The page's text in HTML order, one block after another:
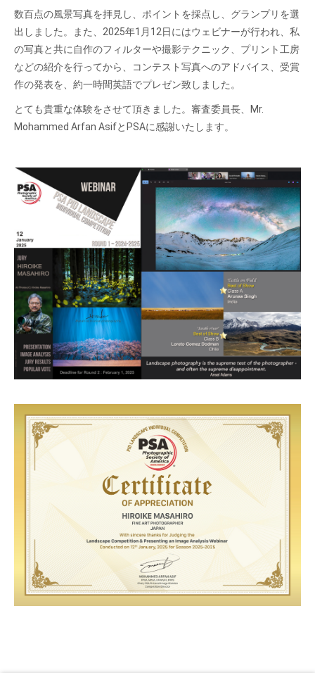
数百点の風景写真を拝見し、ポイントを採点し、グランプリを選
出しました。また、2025年1月12日にはウェビナーが行われ、私
の写真と共に自作のフィルターや撮影テクニック、プリント工房
などの紹介を行ってから、
コンテスト写真へのアドバイス、受賞
作の発表を、約一時間英語でプレゼン致しました。
とても貴重な体験をさせて頂きました。審査委員長、
Mr.
Mohammed Arfan AsifとPSAに感謝いたします。